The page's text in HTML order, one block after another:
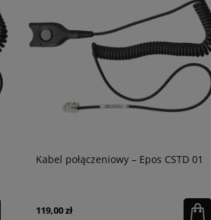
Kabel połączeniowy – Epos CSTD 01
119,00 zł